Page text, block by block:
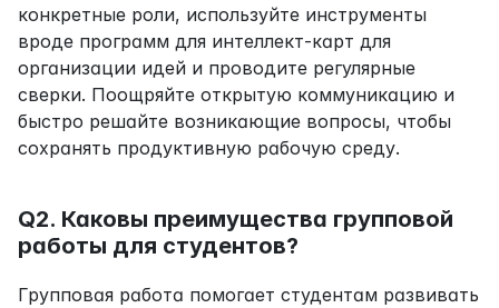
конкретные роли, используйте инструменты
вроде программ для интеллект-карт для
организации идей и проводите регулярные
сверки. Поощряйте открытую коммуникацию и
быстро решайте возникающие вопросы, чтобы
сохранять продуктивную рабочую среду.
Q2. Каковы преимущества групповой
работы для студентов?
Групповая работа помогает студентам развивать